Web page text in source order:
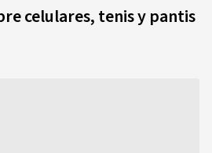
celulares, tenis y pantis